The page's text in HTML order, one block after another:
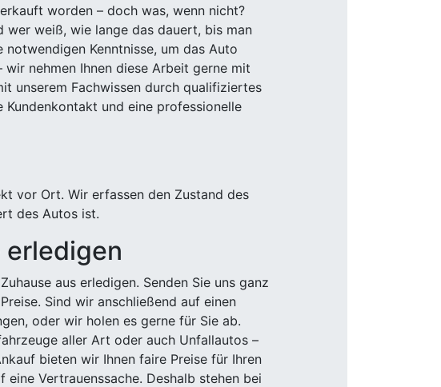
worden – doch was, wenn nicht?
wer weiß, wie lange das dauert, bis man
Kenntnisse, um das Auto
nehmen Ihnen diese Arbeit gerne mit
unserem Fachwissen durch qualifiziertes
und eine professionelle
vor Ort. Wir erfassen den Zustand des
des Autos ist.
erledigen
aus erledigen. Senden Sie uns ganz
Sind wir anschließend auf einen
oder wir holen es gerne für Sie ab.
aller Art oder auch Unfallautos –
bieten wir Ihnen faire Preise für Ihren
Vertrauenssache. Deshalb stehen bei